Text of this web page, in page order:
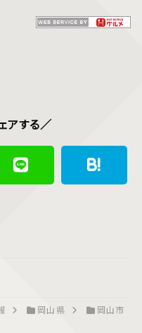
アする／
岡山県 岡山市